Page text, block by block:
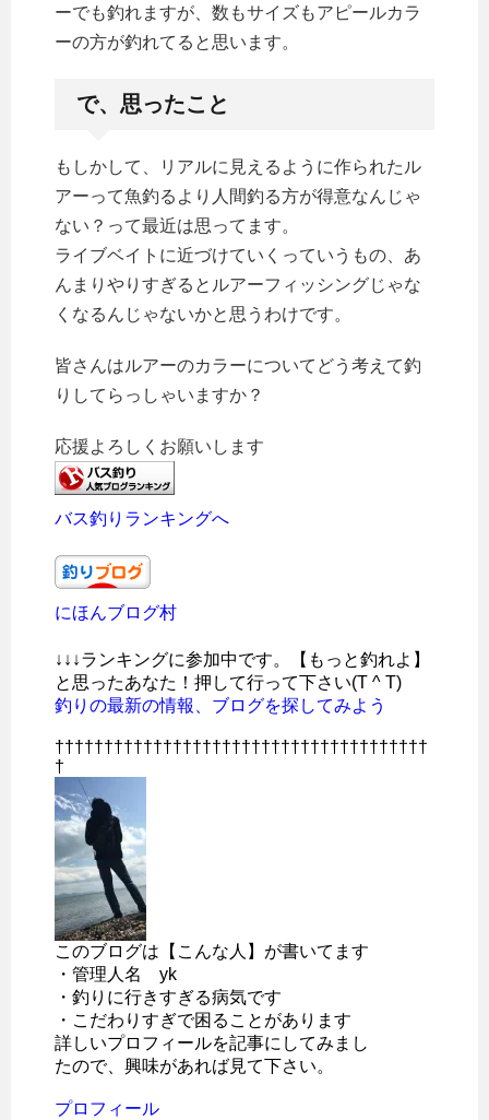
ーでも釣れますが、数もサイズもアピールカラ
ーの方が釣れてると思います。
で、思ったこと
もしかして、リアルに見えるように作られたル
アーって魚釣るより人間釣る方が得意なんじゃ
ない？って最近は思ってます。
ライブベイトに近づけていくっていうもの、あ
んまりやりすぎるとルアーフィッシングじゃな
くなるんじゃないかと思うわけです。
皆さんはルアーのカラーについてどう考えて釣
りしてらっしゃいますか？
応援よろしくお願いします
バス釣りランキングへ
にほんブログ村
↓↓↓ランキングに参加中です。【もっと釣れよ】
と思ったあなた！押して行って下さい(T ^ T)
釣りの最新の情報、ブログを探してみよう
††††††††††††††††††††††††††††††††††††††
†
このブログは【こんな人】が書いてます
・管理人名 yk
・釣りに行きすぎる病気です
・こだわりすぎで困ることがあります
詳しいプロフィールを記事にしてみまし
たので、興味があれば見て下さい。
プロフィール